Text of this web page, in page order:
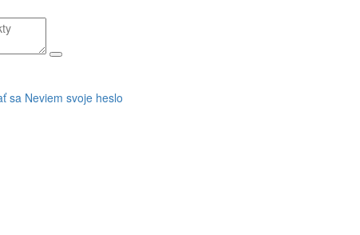
sa Neviem svoje heslo